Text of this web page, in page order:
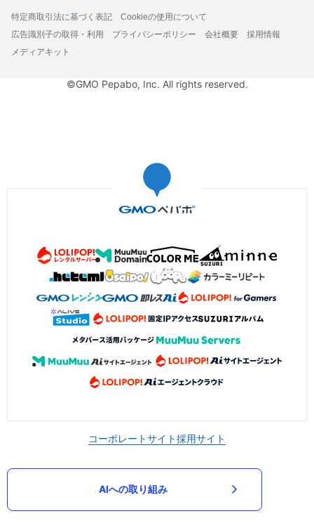
特定商取引法に基づく表記
Cookieの使用について
広告識別子の取得・利用
プライバシーポリシー 会社概要
採用情報
メディアキット
©GMO Pepabo, Inc. All rights reserved.
コーポレートサイト採用サイト
AIへの取り組み